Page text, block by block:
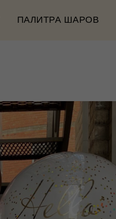
ПАЛИТРА ШАРОВ